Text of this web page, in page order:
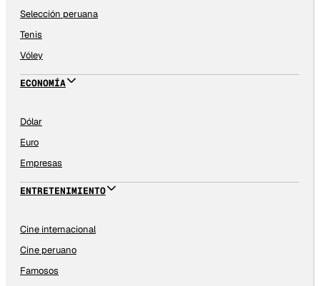
Selección peruana
Tenis
Vóley
ECONOMÍA
Dólar
Euro
Empresas
ENTRETENIMIENTO
Cine internacional
Cine peruano
Famosos